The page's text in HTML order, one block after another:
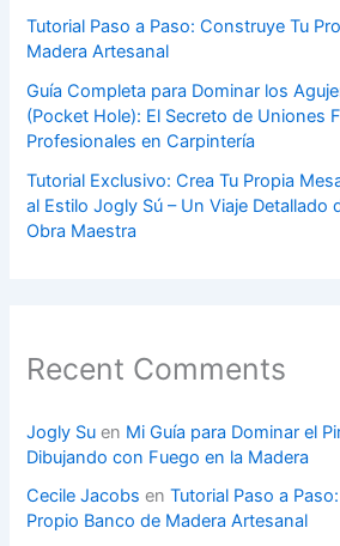
Tutorial Paso a Paso: Construye Tu
Madera Artesanal
Guía Completa para Dominar los
(Pocket Hole): El Secreto de Uniones
Profesionales en Carpintería
Tutorial Exclusivo: Crea Tu Propia
al Estilo Jogly Sú – Un Viaje Detallado
Obra Maestra
Recent Comments
Jogly Su en Mi Guía para Dominar el
Dibujando con Fuego en la Madera
Cecile Jacobs enTutorial Paso a
Propio Banco de Madera Artesanal